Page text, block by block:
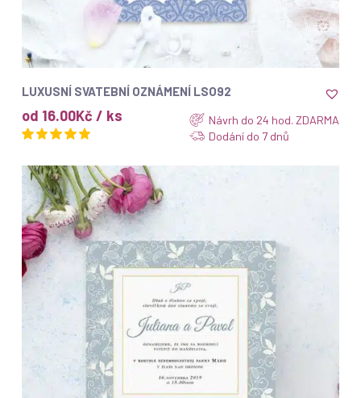
ZOBRAZIT
LUXUSNÍ SVATEBNÍ OZNÁMENÍ LSO92
od 16.00Kč / ks
Návrh do 24 hod. ZDARMA
Dodání do 7 dnů